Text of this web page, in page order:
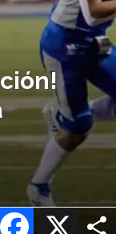
X
Facebook